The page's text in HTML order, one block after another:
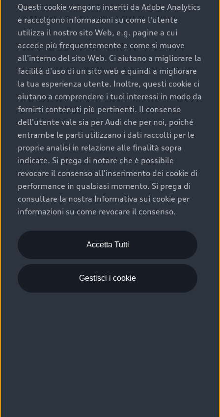
chilometraggio: un valore contenuto corrisponde a
uno stato migliore del veicolo e a una maggiore
durata nel tempo;
cronologia dei tagliandi: una documentazione
completa della vettura certifica una manutenzione
costante e accurata;
condizioni della carrozzeria e degli interni: una
buona conservazione evidenzia cura e attenzione del
precedente proprietario;
efficienza meccanica: motore, trasmissione e
componenti principali in ottimo stato garantiscono
prestazioni affidabili e sicure.
Acquistare un’auto usata in una Concessionaria ufficiale
Audi che offre l’usato garantito tramite Audi Prima
Scelta :plus, significa affidarsi ad un prodotto che viene
sottoposto a 110 controlli approfonditi e coperto da
garanzia fino a 4 anni per una maggiore tutela del tuo
acquisto.
Questi cookie vengono inseriti da Adobe Analytics
e raccolgono informazioni su come l'utente
utilizza il nostro sito Web, e.g. pagine a cui
accede più frequentemente e come si muove
all'interno del sito Web. Ci aiutano a migliorare la
facilità d'uso di un sito web e quindi a migliorare
la tua esperienza utente. Inoltre, questi cookie ci
aiutano a comprendere i tuoi interessi in modo da
fornirti contenuti più pertinenti. Il consenso
dell'utente vale sia per Audi che per noi, poiché
entrambe le parti utilizzano i dati raccolti per le
proprie analisi in relazione alle finalità sopra
indicate. Si prega di notare che è possibile
revocare il consenso all'inserimento dei cookie di
performance in qualsiasi momento. Si prega di
consultare la nostra Informativa sui cookie per
informazioni su come revocare il consenso.
Accetta Tutti
Gestisci i cookie